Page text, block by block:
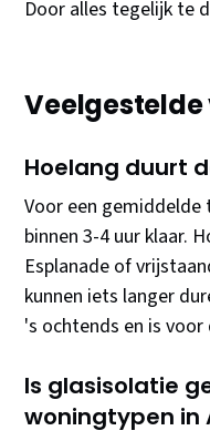
Door alles tegelijk te
Hoelang duurt
Voor een gemiddelde
binnen 3-4 uur klaar.
Esplanade of
kunnen iets langer
's ochtends en is
Is glasisolatie
woningtypen in